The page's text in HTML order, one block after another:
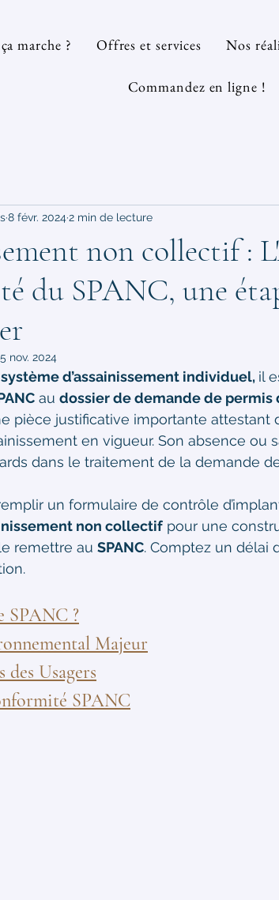
marche ? Offres et services Nos
Commandez en ligne !
non collectif :
du SPANC, une
8 févr. 2024 2 min de lecture
5 nov. 2024
système d’assainissement individuel, il
au dossier de demande de permis
pièce justificative importante attestant
en vigueur. Son absence ou
dans le traitement de la demande
un formulaire de contrôle
non collectif pour une
remettre au SPANC. Comptez un délai
SPANC ?
Majeur
Usagers
SPANC